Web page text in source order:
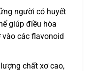
người có huyết
giúp điều hòa
các flavonoid
chất xơ cao,